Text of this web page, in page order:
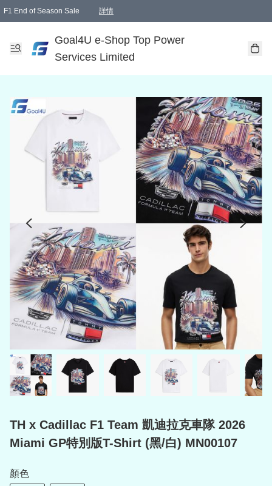
F1 End of Season Sale 詳情
Goal4U e-Shop Top Power
Services Limited
TH x Cadillac F1 Team 凱迪拉克車隊 2026
Miami GP特別版T-Shirt (黑/白) MN00107
顏色